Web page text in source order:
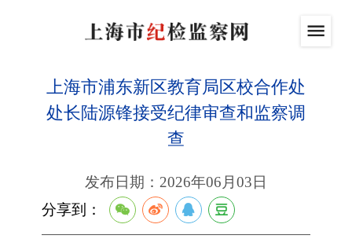
上海市浦东新区教育局区校合作处
处长陆源锋接受纪律审查和监察调
查
发布日期：2026年06月03日
分享到：